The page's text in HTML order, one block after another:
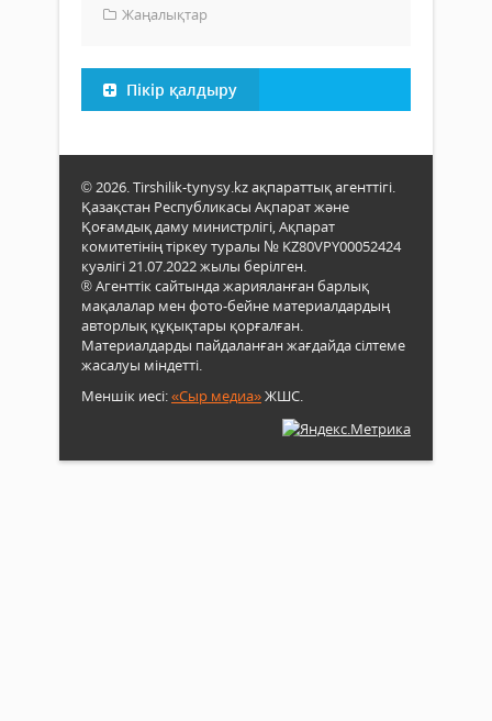
Жаңалықтар
Пікір қалдыру
© 2026. Tirshilik-tynysy.kz ақпараттық агенттігі.
Қазақстан Республикасы Ақпарат және
Қоғамдық даму министрлігі, Ақпарат
комитетінің тіркеу туралы № KZ80VPY00052424
куәлігі 21.07.2022 жылы берілген.
® Агенттік сайтында жарияланған барлық
мақалалар мен фото-бейне материалдардың
авторлық құқықтары қорғалған.
Материалдарды пайдаланған жағдайда сілтеме
жасалуы міндетті.
Меншік иесі:«Сыр медиа»ЖШС.